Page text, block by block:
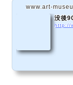
www.art-
没後
http://